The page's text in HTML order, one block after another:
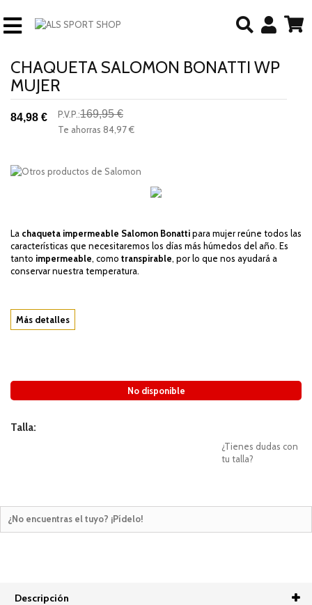
CHAQUETA SALOMON BONATTI WP
MUJER
84,98 € P.V.P.:169,95 €
Te ahorras 84,97 €
La chaqueta impermeable Salomon Bonattipara mujer reúne todos las
características que necesitaremos los días más húmedos del año. Es
tanto impermeable, como transpirable, por lo que nos ayudará a
conservar nuestra temperatura.
Más detalles
No disponible
Talla:
¿Tienes dudas con
tu talla?
¿No encuentras el tuyo? ¡Pídelo!
Descripción